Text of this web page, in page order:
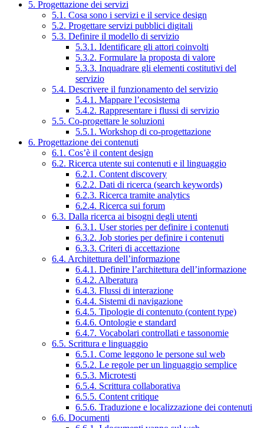
5. Progettazione dei servizi
5.1. Cosa sono i servizi e il service design
5.2. Progettare servizi pubblici digitali
5.3. Definire il modello di servizio
5.3.1. Identificare gli attori coinvolti
5.3.2. Formulare la proposta di valore
5.3.3. Inquadrare gli elementi costitutivi del
servizio
5.4. Descrivere il funzionamento del servizio
5.4.1. Mappare l’ecosistema
5.4.2. Rappresentare i flussi di servizio
5.5. Co-progettare le soluzioni
5.5.1. Workshop di co-progettazione
6. Progettazione dei contenuti
6.1. Cos’è il content design
6.2. Ricerca utente sui contenuti e il linguaggio
6.2.1. Content discovery
6.2.2. Dati di ricerca (search keywords)
6.2.3. Ricerca tramite analytics
6.2.4. Ricerca sui forum
6.3. Dalla ricerca ai bisogni degli utenti
6.3.1. User stories per definire i contenuti
6.3.2. Job stories per definire i contenuti
6.3.3. Criteri di accettazione
6.4. Architettura dell’informazione
6.4.1. Definire l’architettura dell’informazione
6.4.2. Alberatura
6.4.3. Flussi di interazione
6.4.4. Sistemi di navigazione
6.4.5. Tipologie di contenuto (content type)
6.4.6. Ontologie e standard
6.4.7. Vocabolari controllati e tassonomie
6.5. Scrittura e linguaggio
6.5.1. Come leggono le persone sul web
6.5.2. Le regole per un linguaggio semplice
6.5.3. Microtesti
6.5.4. Scrittura collaborativa
6.5.5. Content critique
6.5.6. Traduzione e localizzazione dei contenuti
6.6. Documenti